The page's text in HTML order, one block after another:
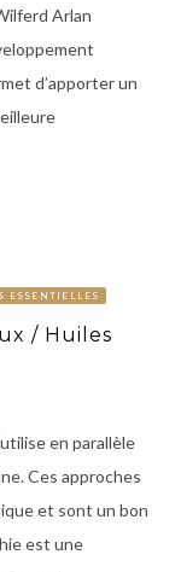
Arlan
d’apporter un
ESSENTIELLES
/ Huiles
en parallèle
Ces approches
et sont un bon
est une